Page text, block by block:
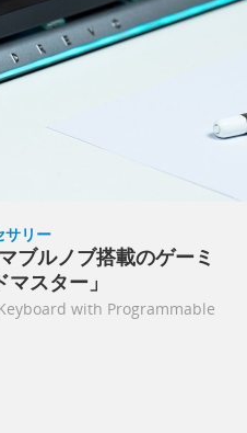
サリー
ルノブ搭載のゲーミ
スター」
with Programmable